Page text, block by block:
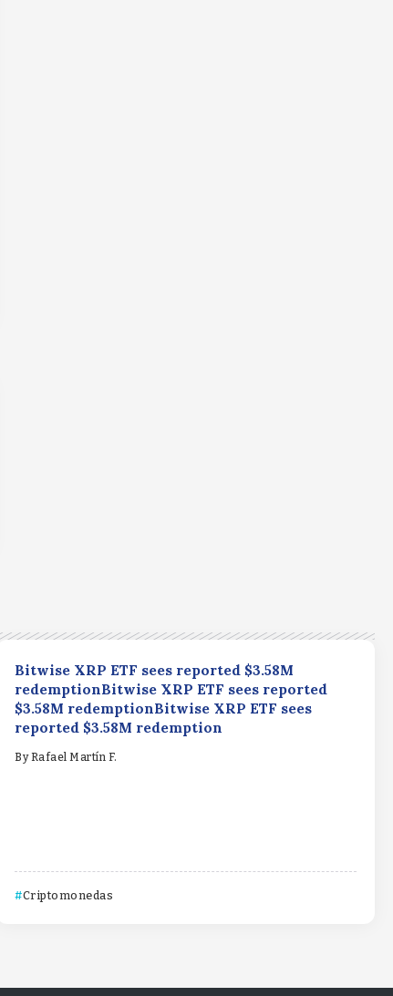
Bitwise XRP ETF sees reported $3.58M
redemptionBitwise XRP ETF sees reported
$3.58M redemptionBitwise XRP ETF sees
reported $3.58M redemption
ByRafael Martín F.
Criptomonedas